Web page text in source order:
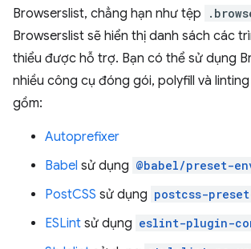
Browserslist, chẳng hạn như tệp
Browserslist sẽ hiển thị danh sách các
thiểu được hỗ trợ. Bạn có thể sử dụng
nhiều công cụ đóng gói, polyfill và
gồm:
Autoprefixer
Babel sử dụng @babel/preset-
PostCSS sử dụng postcss-
ESLint sử dụng eslint-plugin-